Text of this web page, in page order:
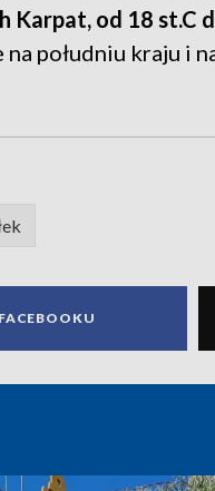
Karpat, od 18 st.C
południu kraju i